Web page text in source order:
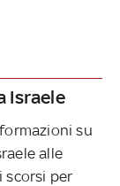
Israele
su
alle
scorsi per